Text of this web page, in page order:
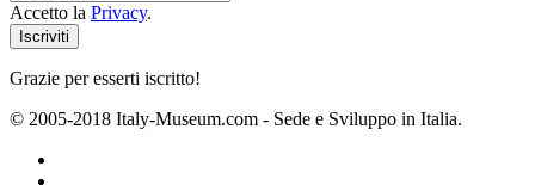
Accetto la Privacy.
Grazie per esserti iscritto!
© 2005-2018 Italy-Museum.com - Sede e Sviluppo in Italia.